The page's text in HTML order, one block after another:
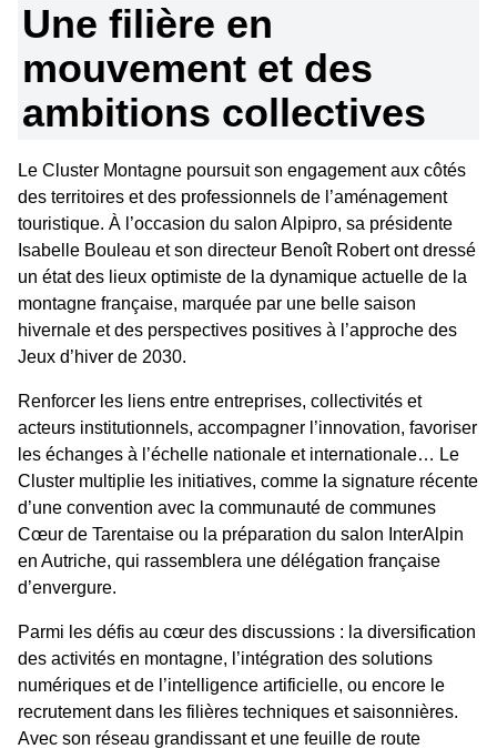
Une filière en
mouvement et des
ambitions collectives
Le Cluster Montagne poursuit son engagement aux côtés
des territoires et des professionnels de l’aménagement
touristique. À l’occasion du salon Alpipro, sa présidente
Isabelle Bouleau et son directeur Benoît Robert ont dressé
un état des lieux optimiste de la dynamique actuelle de la
montagne française, marquée par une belle saison
hivernale et des perspectives positives à l’approche des
Jeux d’hiver de 2030.
Renforcer les liens entre entreprises, collectivités et
acteurs institutionnels, accompagner l’innovation, favoriser
les échanges à l’échelle nationale et internationale… Le
Cluster multiplie les initiatives, comme la signature récente
d’une convention avec la communauté de communes
Cœur de Tarentaise ou la préparation du salon InterAlpin
en Autriche, qui rassemblera une délégation française
d’envergure.
Parmi les défis au cœur des discussions : la diversification
des activités en montagne, l’intégration des solutions
numériques et de l’intelligence artificielle, ou encore le
recrutement dans les filières techniques et saisonnières.
Avec son réseau grandissant et une feuille de route